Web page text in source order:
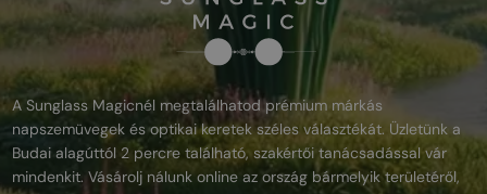
A Sunglass Magicnél megtalálhatod prémium márkás
napszemüvegek és optikai keretek széles választékát. Üzletünk a
Budai alagúttól 2 percre található, szakértői tanácsadással vár
mindenkit. Vásárolj nálunk online az ország bármelyik területéről,